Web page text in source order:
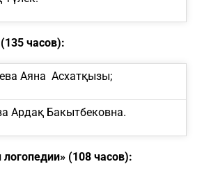
часов):
Аяна Асхатқызы;
Ардақ Бакытбековна.
(108 часов):